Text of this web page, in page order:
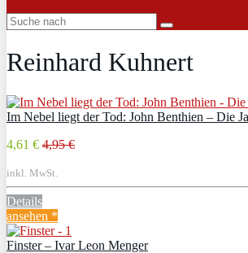
Reinhard Kuhnert
Im Nebel liegt der Tod: John Benthien – Die
4,61 € 4,95 €
inkl. MwSt.
Details
ansehen *
Finster – Ivar Leon Menger